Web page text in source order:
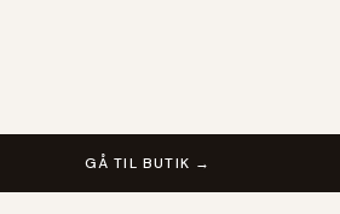
GÅ TIL BUTIK →